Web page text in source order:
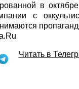
в
с
Читать в